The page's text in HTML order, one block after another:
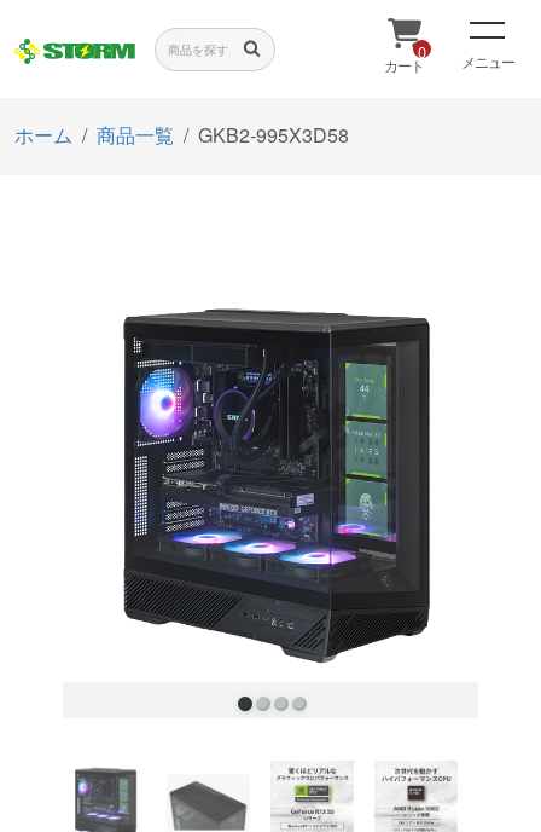
0
カート メニュー
ホーム 商品一覧 GKB2-995X3D58